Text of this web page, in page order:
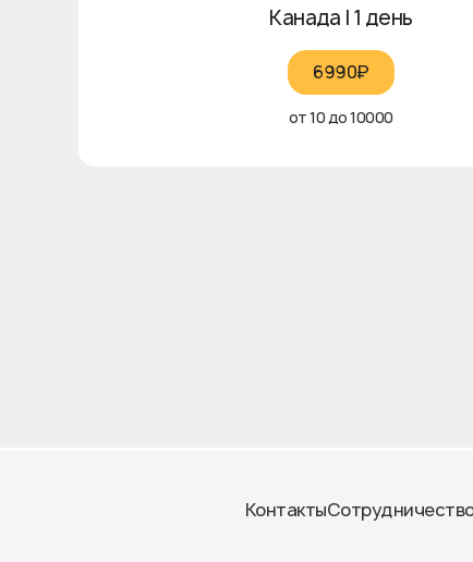
Канада | 1 день
6990₽‎
от 10 до 10000
Контакты